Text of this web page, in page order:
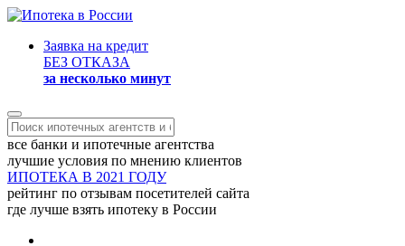
Заявка на кредит
БЕЗ ОТКАЗА
за несколько минут
все банки и ипотечные агентства
лучшие условия по мнению клиентов
ИПОТЕКА В 2021 ГОДУ
рейтинг по отзывам посетителей сайта
где лучше взять ипотеку в России